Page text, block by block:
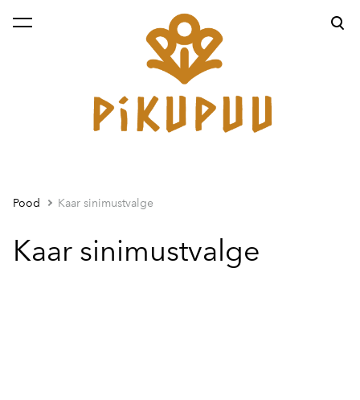
lisati ostukorvi. Vaata ostukorvi
Pood Kaar sinimustvalge
Kaar sinimustvalge